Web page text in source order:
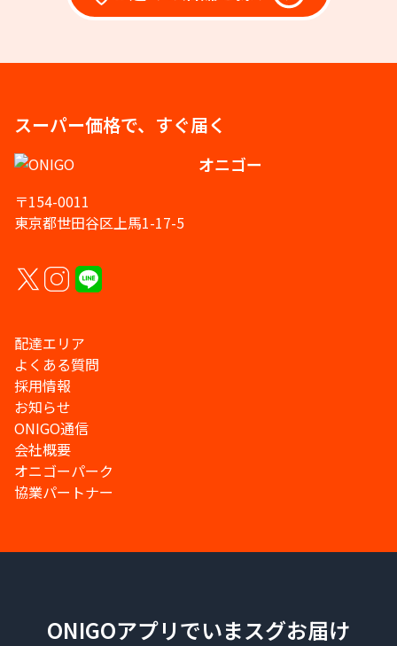
スーパー価格で、すぐ届く
オニゴー
〒154-0011
東京都世田谷区上馬1-17-5
配達エリア
よくある質問
採用情報
お知らせ
ONIGO通信
会社概要
オニゴーパーク
協業パートナー
ONIGOアプリでいまスグお届け